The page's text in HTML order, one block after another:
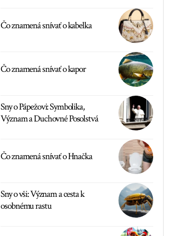
Čo znamená snívať o kabelka
Čo znamená snívať o kapor
Sny o Pápežovi: Symbolika,
Význam a Duchovné Posolstvá
Čo znamená snívať o Hnačka
Sny o vši: Význam a cesta k
osobnému rastu